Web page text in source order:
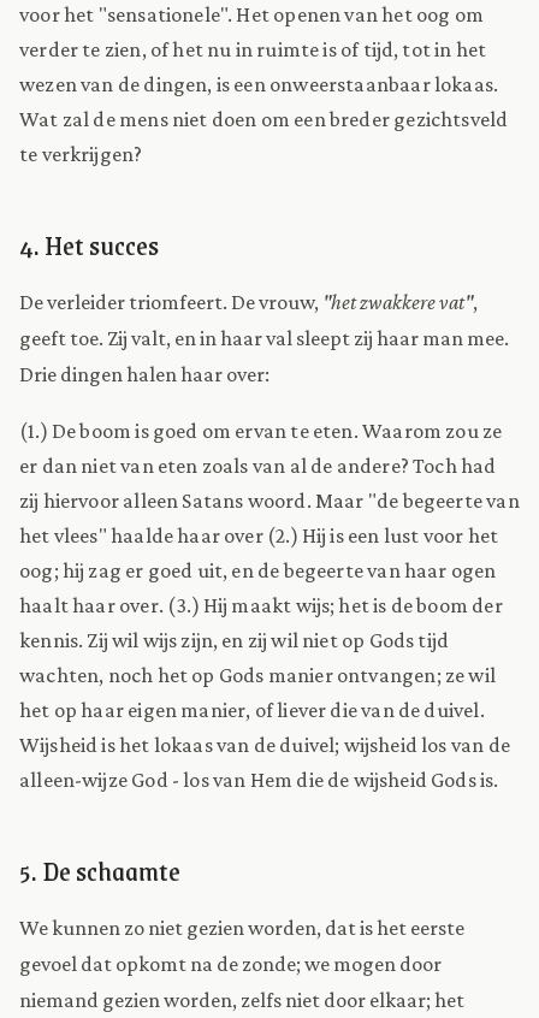
voor het "sensationele". Het openen van het oog om
verder te zien, of het nu in ruimte is of tijd, tot in het
wezen van de dingen, is een onweerstaanbaar lokaas.
Wat zal de mens niet doen om een breder gezichtsveld
te verkrijgen?
4. Het succes
De verleider triomfeert. De vrouw, "het zwakkere vat",
geeft toe. Zij valt, en in haar val sleept zij haar man mee.
Drie dingen halen haar over:
(1.) De boom is goed om ervan te eten. Waarom zou ze
er dan niet van eten zoals van al de andere? Toch had
zij hiervoor alleen Satans woord. Maar "de begeerte van
het vlees" haalde haar over (2.) Hij is een lust voor het
oog; hij zag er goed uit, en de begeerte van haar ogen
haalt haar over. (3.) Hij maakt wijs; het is de boom der
kennis. Zij wil wijs zijn, en zij wil niet op Gods tijd
wachten, noch het op Gods manier ontvangen; ze wil
het op haar eigen manier, of liever die van de duivel.
Wijsheid is het lokaas van de duivel; wijsheid los van de
alleen-wijze God - los van Hem die de wijsheid Gods is.
5. De schaamte
We kunnen zo niet gezien worden, dat is het eerste
gevoel dat opkomt na de zonde; we mogen door
niemand gezien worden, zelfs niet door elkaar; het